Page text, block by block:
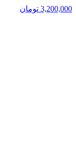
3,200,000 تومان